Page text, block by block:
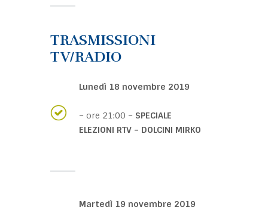
TRASMISSIONI
TV/RADIO
Lunedì 18 novembre 2019
– ore 21:00 – SPECIALE
ELEZIONI RTV – DOLCINI MIRKO
Martedì 19 novembre 2019